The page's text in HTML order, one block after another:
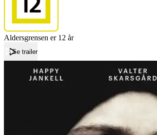
Aldersgrensen er 12 år
Se trailer
IRL